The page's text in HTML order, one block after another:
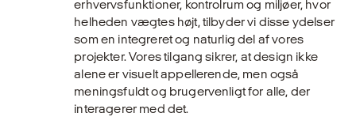
erhvervsfunktioner, kontrolrum og miljøer, hvor
helheden vægtes højt, tilbyder vi disse ydelser
som en integreret og naturlig del af vores
projekter. Vores tilgang sikrer, at design ikke
alene er visuelt appellerende, men også
meningsfuldt og brugervenligt for alle, der
interagerer med det.